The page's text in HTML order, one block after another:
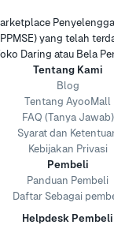
yang telah
Daring atau Bela
Tentang Kami
Blog
Tentang AyooMall
FAQ (Tanya Jawab)
Syarat dan
Kebijakan Privasi
Pembeli
Panduan Pembeli
Daftar Sebagai
Helpdesk Pembeli